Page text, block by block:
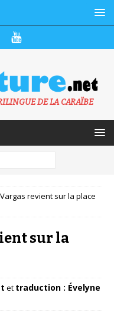
DE LA CARAÏBE
revient sur la place
sur la
et traduction : Évelyne